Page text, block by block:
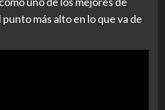
punto más alto en lo que va de